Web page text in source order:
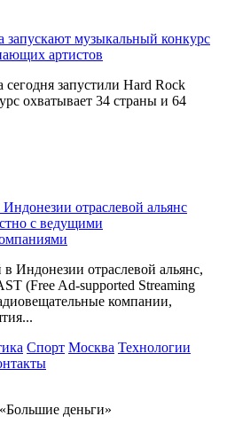
запускают музыкальный конкурс
артистов
запустили Hard Rock
охватывает 34 страны и 64
отраслевой альянс
с ведущими
Индонезии отраслевой альянс,
(Free Ad-supported Streaming
компании,
Спорт Москва Технологии
деньги»